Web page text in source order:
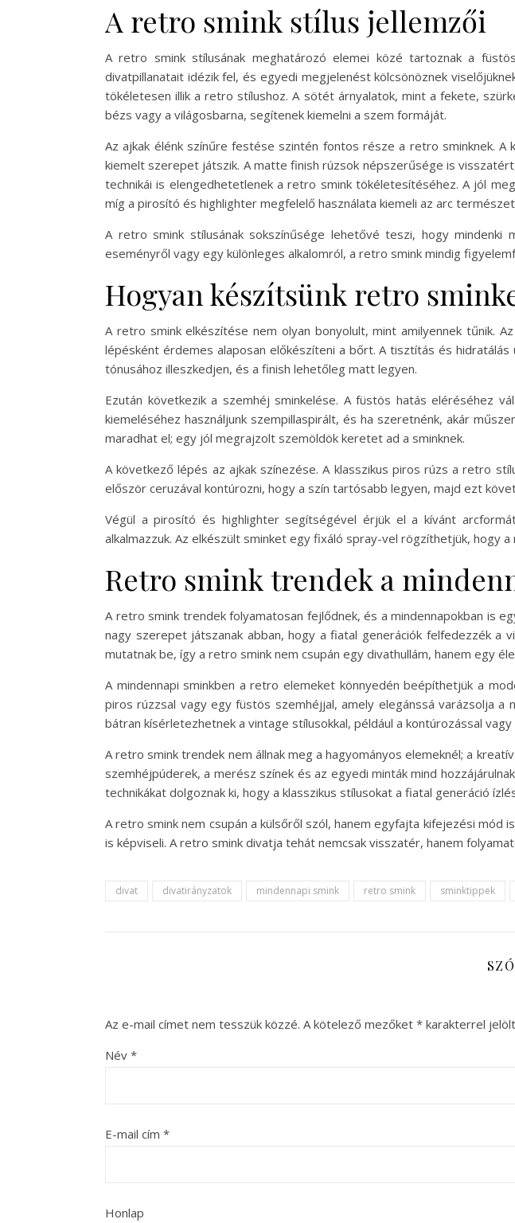
A retro smink stílus jellemzői
A retro smink stílusának meghatározó elemei közé tartoznak a
divatpillanatait idézik fel, és egyedi megjelenést kölcsönöznek
tökéletesen illik a retro stílushoz. A sötét árnyalatok, mint a fekete,
bézs vagy a világosbarna, segítenek kiemelni a szem formáját.
Az ajkak élénk színűre festése szintén fontos része a retro sminknek.
kiemelt szerepet játszik. A matte finish rúzsok népszerűsége is
technikái is elengedhetetlenek a retro smink tökéletesítéséhez. A jól
míg a pirosító és highlighter megfelelő használata kiemeli az arc
A retro smink stílusának sokszínűsége lehetővé teszi, hogy
eseményről vagy egy különleges alkalomról, a retro smink mindig
Hogyan készítsünk retro
A retro smink elkészítése nem olyan bonyolult, mint amilyennek tűnik.
lépésként érdemes alaposan előkészíteni a bőrt. A tisztítás és
tónusához illeszkedjen, és a finish lehetőleg matt legyen.
Ezután következik a szemhéj sminkelése. A füstös hatás eléréséhez
kiemeléséhez használjunk szempillaspirált, és ha szeretnénk, akár
maradhat el; egy jól megrajzolt szemöldök keretet ad a sminknek.
A következő lépés az ajkak színezése. A klasszikus piros rúzs a retro
először ceruzával kontúrozni, hogy a szín tartósabb legyen, majd ezt
Végül a pirosító és highlighter segítségével érjük el a kívánt
alkalmazzuk. Az elkészült sminket egy fixáló spray-vel rögzíthetjük, hogy
Retro smink trendek a
A retro smink trendek folyamatosan fejlődnek, és a mindennapokban is
nagy szerepet játszanak abban, hogy a fiatal generációk felfedezzék a
mutatnak be, így a retro smink nem csupán egy divathullám, hanem egy
A mindennapi sminkben a retro elemeket könnyedén beépíthetjük a
piros rúzzsal vagy egy füstös szemhéjjal, amely elegánssá varázsolja
bátran kísérletezhetnek a vintage stílusokkal, például a kontúrozással
A retro smink trendek nem állnak meg a hagyományos elemeknél; a
szemhéjpúderek, a merész színek és az egyedi minták mind
technikákat dolgoznak ki, hogy a klasszikus stílusokat a fiatal generáció
A retro smink nem csupán a külsőről szól, hanem egyfajta kifejezési
is képviseli. A retro smink divatja tehát nemcsak visszatér, hanem
divat divatirányzatok mindennapi smink retro smink sminktippek
Az e-mail címet nem tesszük közzé. A kötelező mezőket * karakterrel
Név *
E-mail cím *
Honlap